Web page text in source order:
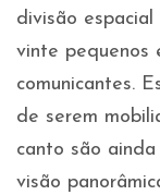
divisão
vinte pequenos
comunicantes.
de serem
canto são
visão